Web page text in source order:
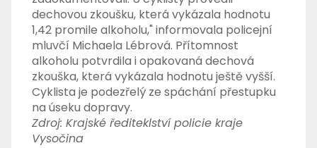
dechovou zkoušku, která vykázala hodnotu
1,42 promile alkoholu," informovala policejní
mluvčí Michaela Lébrová. Přítomnost
alkoholu potvrdila i opakovaná dechová
zkouška, která vykázala hodnotu ještě vyšší.
Cyklista je podezřelý ze spáchání přestupku
na úseku dopravy.
Zdroj: Krajské řediteklství policie kraje
Vysočina